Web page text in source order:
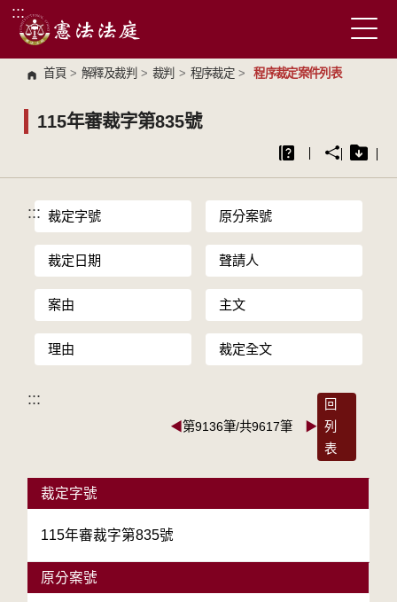
跳到主要內容區塊
:::
首頁 > 解釋及裁判 > 裁判 > 程序裁定 > 程序裁定案件列表
115年審裁字第835號
::: 裁定字號 原分案號
裁定日期 聲請人
案由 主文
理由 裁定全文
:::
◀第9136筆/共9617筆 ▶
回
列
表
裁定字號
115年審裁字第835號
原分案號